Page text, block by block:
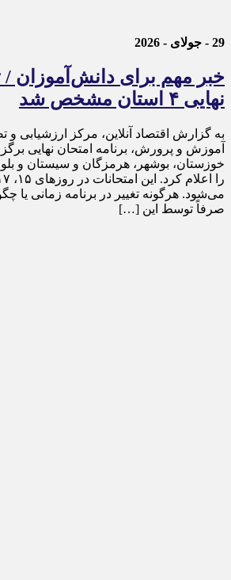
29 - جولای - 2026
خبر مهم برای دانش‌آموزان /
نهایی ۴ استان مشخص شد
به گزارش اقتصاد آنلاین، مرکز ارزشیابی
آموزش و پرورش، برنامه امتحان نهایی
خوزستان، بوشهر، هرمزگان و سیستان و
می‌شود. هرگونه تغییر در برنامه زمانی یا
صرفاً توسط این […]